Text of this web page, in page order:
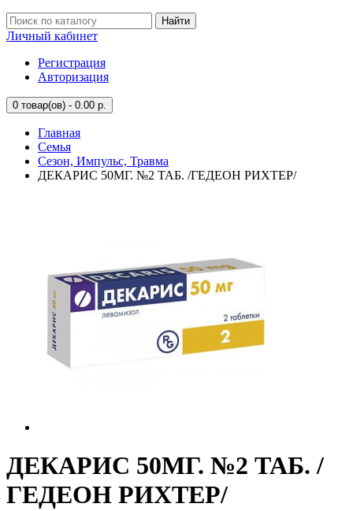
Найти
Личный кабинет
Регистрация
Авторизация
0 товар(ов) - 0.00 р.
Главная
Семья
Сезон, Импульс, Травма
ДЕКАРИС 50МГ. №2 ТАБ. /ГЕДЕОН РИХТЕР/
ДЕКАРИС 50МГ. №2 ТАБ. /
ГЕДЕОН РИХТЕР/